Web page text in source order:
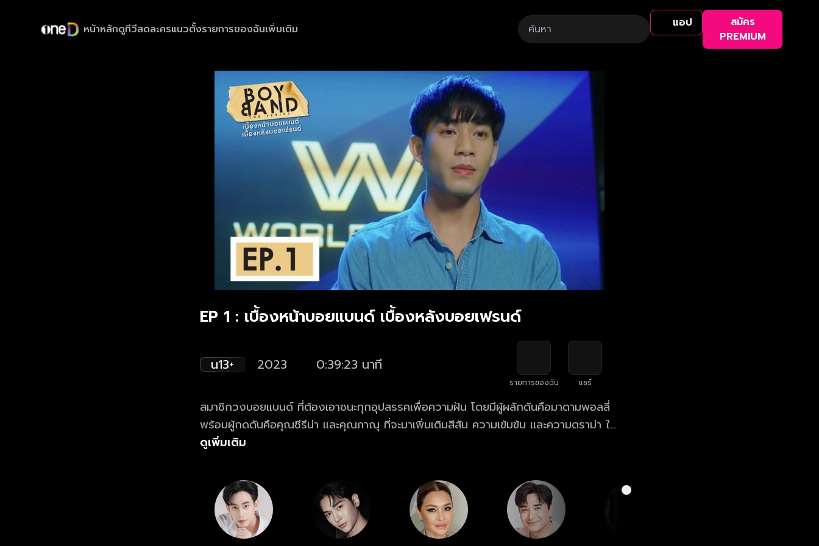
หน้าหลักดูทีวีสดละครแนวตั้งรายการของฉันเพิ่มเติม แอป
สมัคร
PREMIUM
EP 1 : เบื้องหน้าบอยแบนด์ เบื้องหลังบอยเฟรนด์
น13+ 2023 0:39:23 นาที
รายการของฉัน แชร์
สมาชิกวงบอยแบนด์ ที่ต้องเอาชนะทุกอุปสรรคเพื่อความฝัน โดยมีผู้ผลักดันคือมาดามพอลลี่
พร้อมผู้กดดันคือคุณซีรีน่า และคุณภาณุ ที่จะมาเพิ่มเติมสีสัน ความเข้มข้น และความดราม่า ให้
กับเส้นทางที่ต้องเลือก ระหว่างความฝันที่อยู่เบื้องหน้า กับความรักที่อยู่เบื้องหลัง ดูซีรีส์
ทางเว็บไซต์และแอปฯ oneD.net
ดูเพิ่มเติม